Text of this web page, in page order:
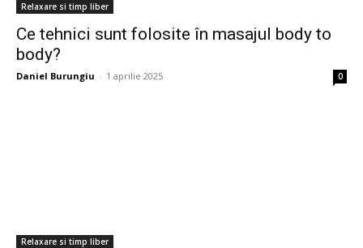
Relaxare si timp liber
Ce tehnici sunt folosite în masajul body to
body?
Daniel Burungiu - 1 aprilie 2025 0
Relaxare si timp liber